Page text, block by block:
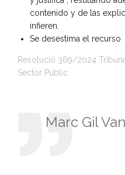
contenido y de las
infieren.
Se desestima el recurso
Resoluciò 369/2024
Sector Públic.
Marc Gil